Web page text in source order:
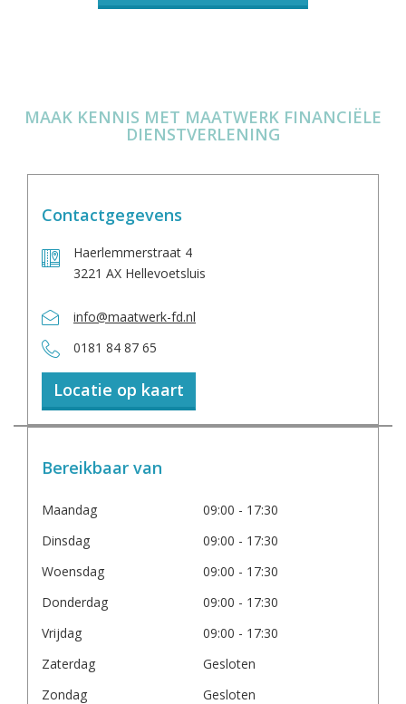
MAAK KENNIS MET MAATWERK FINANCIËLE
DIENSTVERLENING
Contactgegevens
Haerlemmerstraat 4
3221 AX Hellevoetsluis
info@maatwerk-fd.nl
0181 84 87 65
Locatie op kaart
Bereikbaar van
Maandag
Dinsdag
Woensdag
Donderdag
Vrijdag
Zaterdag
Zondag
09:00 - 17:30
09:00 - 17:30
09:00 - 17:30
09:00 - 17:30
09:00 - 17:30
Gesloten
Gesloten